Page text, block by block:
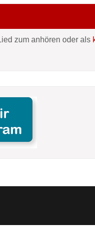
zum anhören oder als